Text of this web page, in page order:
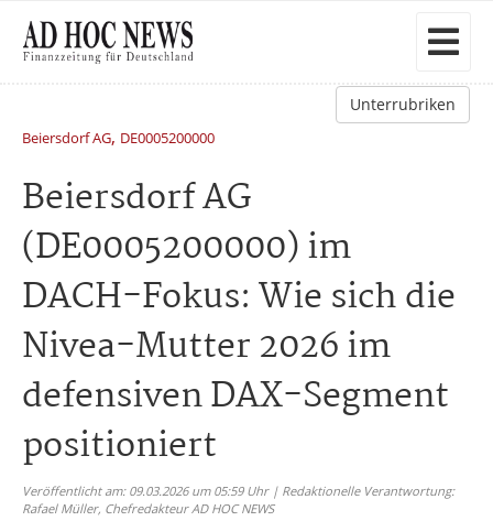
Unterrubriken
Beiersdorf AG, DE0005200000
Beiersdorf AG
(DE0005200000) im
DACH-Fokus: Wie sich die
Nivea-Mutter 2026 im
defensiven DAX-Segment
positioniert
Veröffentlicht am: 09.03.2026 um 05:59 Uhr | Redaktionelle Verantwortung:
Rafael Müller, Chefredakteur AD HOC NEWS